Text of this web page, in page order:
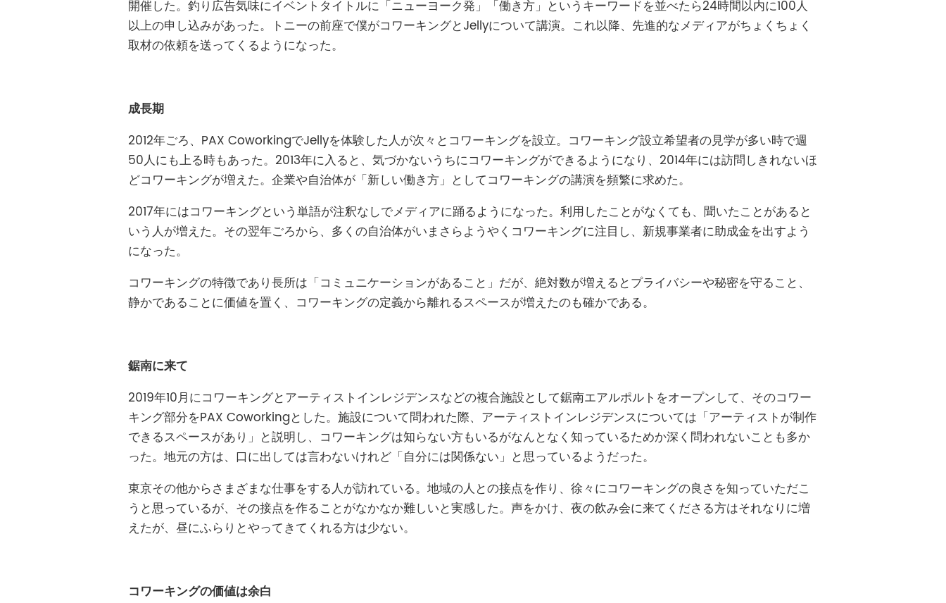
開催した。釣り広告気味にイベントタイトルに「ニューヨーク発」「働き方」というキーワードを並べたら24時間以内に100人
以上の申し込みがあった。トニーの前座で僕がコワーキングとJellyについて講演。これ以降、先進的なメディアがちょくちょく
取材の依頼を送ってくるようになった。
成長期
2012年ごろ、PAX CoworkingでJellyを体験した人が次々とコワーキングを設立。コワーキング設立希望者の見学が多い時で週
50人にも上る時もあった。2013年に入ると、気づかないうちにコワーキングができるようになり、2014年には訪問しきれないほ
どコワーキングが増えた。企業や自治体が「新しい働き方」としてコワーキングの講演を頻繁に求めた。
2017年にはコワーキングという単語が注釈なしでメディアに踊るようになった。利用したことがなくても、聞いたことがあると
いう人が増えた。その翌年ごろから、多くの自治体がいまさらようやくコワーキングに注目し、新規事業者に助成金を出すよう
になった。
コワーキングの特徴であり長所は「コミュニケーションがあること」だが、絶対数が増えるとプライバシーや秘密を守ること、
静かであることに価値を置く、コワーキングの定義から離れるスペースが増えたのも確かである。
鋸南に来て
2019年10月にコワーキングとアーティストインレジデンスなどの複合施設として鋸南エアルポルトをオープンして、そのコワー
キング部分をPAX Coworkingとした。施設について問われた際、アーティストインレジデンスについては「アーティストが制作
できるスペースがあり」と説明し、コワーキングは知らない方もいるがなんとなく知っているためか深く問われないことも多か
った。地元の方は、口に出しては言わないけれど「自分には関係ない」と思っているようだった。
東京その他からさまざまな仕事をする人が訪れている。地域の人との接点を作り、徐々にコワーキングの良さを知っていただこ
うと思っているが、その接点を作ることがなかなか難しいと実感した。声をかけ、夜の飲み会に来てくださる方はそれなりに増
えたが、昼にふらりとやってきてくれる方は少ない。
コワーキングの価値は余白